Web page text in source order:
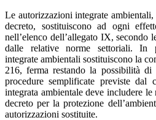
Le autorizzazioni integrate ambientali,
decreto, sostituiscono ad ogni
nell’elenco dell’allegato IX, secondo
dalle relative norme settoriali. In
integrate ambientali sostituiscono la
216, ferma restando la possibilità di
procedure semplificate previste dal
integrata ambientale deve includere
decreto per la protezione
autorizzazioni sostituite.